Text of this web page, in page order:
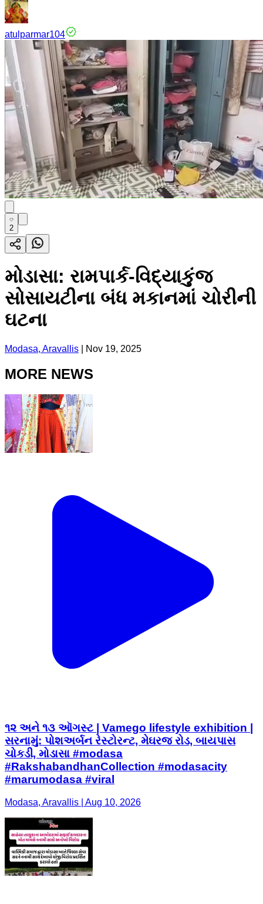
atulparmar104
2
મોડાસા: રામપાર્ક-વિદ્યાકુંજ
સોસાયટીના બંધ મકાનમાં ચોરીની
ઘટના
Modasa, Aravallis Nov 19, 2025
MORE NEWS
૧૨ અને ૧૩ ઑગસ્ટ | Vamego lifestyle exhibition |
સરનામું: પોશઅર્બન રેસ્ટોરન્ટ, મેઘરજ રોડ, બાયપાસ
ચોકડી, મોડાસા #modasa
#RakshabandhanCollection #modasacity
#marumodasa #viral
Modasa, Aravallis | Aug 10, 2026